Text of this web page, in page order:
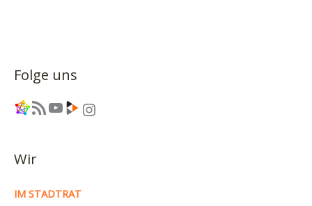
Folge uns
Link RSS-Feed YouTube Link Instagram
Wir
IM STADTRAT